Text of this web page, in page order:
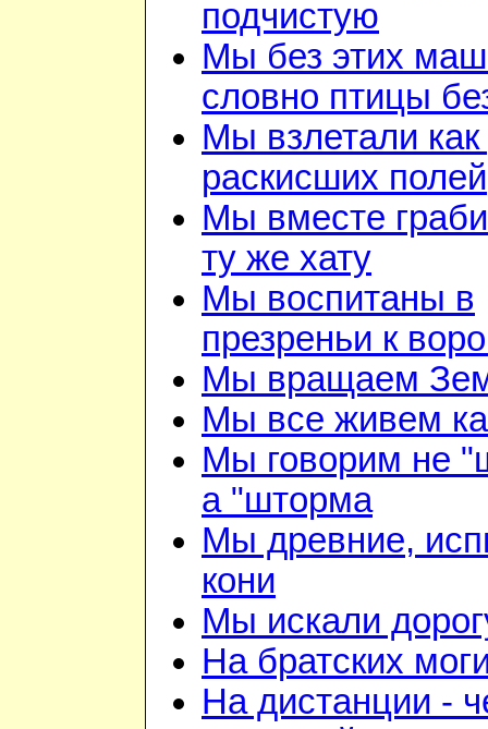
подчистую
Мы без этих
словно птицы
Мы взлетали как
раскисших полей
Мы вместе
ту же хату
Мы воспитаны в
презреньи к
Мы вращаем
Мы все живем
Мы говорим не
а "шторма
Мы древние,
кони
Мы искали
На братских
На дистанции -